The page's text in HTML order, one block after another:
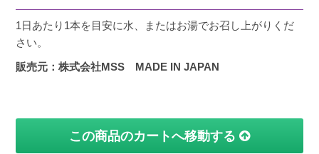
1日あたり1本を目安に水、またはお湯でお召し上がりくだ
さい。
販売元：株式会社MSS MADE IN JAPAN
この商品のカートへ移動する